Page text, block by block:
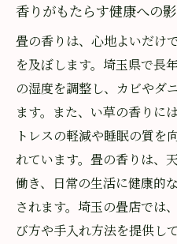
香りがもたらす健康への
畳の香りは、心地よいだけ
を及ぼします。埼玉県で長
の湿度を調整し、カビやダ
ます。また、い草の香りに
トレスの軽減や睡眠の質を
れています。畳の香りは、
働き、日常の生活に健康的
されます。埼玉の畳店では
び方や手入れ方法を提供し